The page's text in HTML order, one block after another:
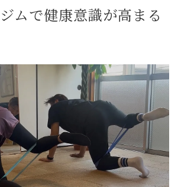
トネス目標達成によるモチベーショ
住民に適した健康改善方法の提示
改善プランの提案と実施
でパーソナルジムが提供する地域
スの魅力
候に合わせたトレーニングプログ
計
でのアクセスの良さがもたらす利
ムで健康意識が高まる